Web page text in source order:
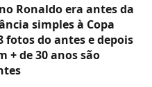
Ronaldo era antes da
simples à Copa
fotos do antes e depois
+ de 30 anos são